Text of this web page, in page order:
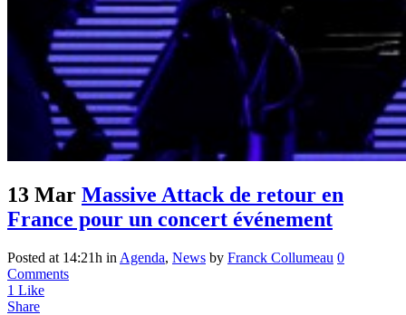
13 Mar Massive Attack de retour en
France pour un concert événement
Posted at 14:21h in Agenda, News by Franck Collumeau 0
Comments
1 Like
Share